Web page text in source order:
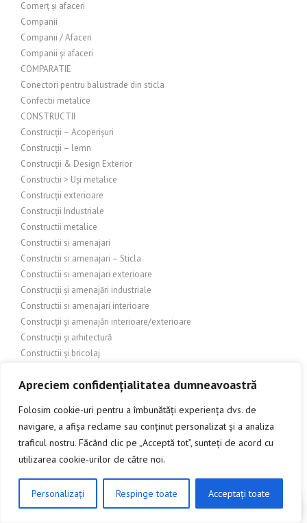
Apreciem confidențialitatea dumneavoastră
Folosim cookie-uri pentru a îmbunătăți experiența dvs. de
navigare, a afișa reclame sau conținut personalizat și a analiza
traficul nostru. Făcând clic pe „Acceptă tot”, sunteți de acord cu
utilizarea cookie-urilor de către noi.
Personalizați Respinge toate Acceptați toate
Comerț și afaceri
Companii
Companii / Afaceri
Companii și afaceri
COMPARATIE
Conectori pentru balustrade din sticla
Confectii metalice
CONSTRUCTII
Construcții – Acoperișuri
Construcții – lemn
Construcții & Design Exterior
Constructii > Uși metalice
Construcții exterioare
Construcții Industriale
Constructii metalice
Constructii si amenajari
Constructii si amenajari – Sticla
Constructii si amenajari exterioare
Construcții și amenajări industriale
Constructii si amenajari interioare
Construcții și amenajări interioare/exterioare
Construcții și arhitectură
Constructii și bricolaj
Construcții și design interior
Construcții și Grădinărit
CONSTRUCȚII ȘI ÎMBUNĂTĂȚIRI ADUSE LOCUINȚEI
CONSTRUCȚII ȘI ÎMBUNĂTĂȚIRI DOMESTICE
Construcții și Imobiliare
Construcții și industrie
Construcții și infrastructură
Construcții și inginerie
CLICK AICI PENTRU A DISCUTA